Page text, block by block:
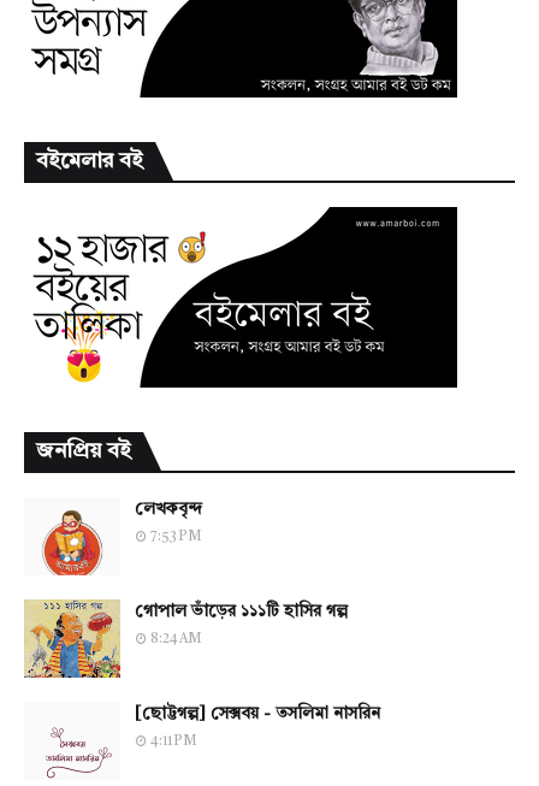
বইমেলার বই
জনপ্রিয় বই
লেখকবৃন্দ
7:53 PM
গোপাল ভাঁড়ের ১১১টি হাসির গল্প
8:24 AM
[ছোট্টগল্প] সেক্সবয় - তসলিমা নাসরিন
4:11 PM